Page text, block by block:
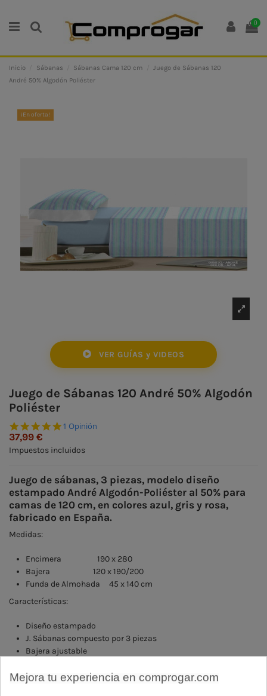
0
Inicio Sábanas Sábanas Cama 120 cm
Juego de Sábanas 120
André 50% Algodón Poliéster
¡En oferta!
VER GUÍAS y VIDEOS
Juego de Sábanas 120 André 50% Algodón
Poliéster
5.0 star rating
1 Opinión
37,99 €
Impuestos incluidos
Juego de sábanas, 3 piezas, modelo diseño
estampado André Algodón-Poliéster al 50% para
camas de 120 cm, en colores azul, gris y rosa,
fabricado en España.
Medidas:
Encimera 190 x 280
Bajera 120 x 190/200
Funda de Almohada 45 x 140 cm
Características:
Diseño estampado
J. Sábanas compuesto por 3 piezas
Bajera ajustable
Normas de conservación:
Mejora tu experiencia en comprogar.com